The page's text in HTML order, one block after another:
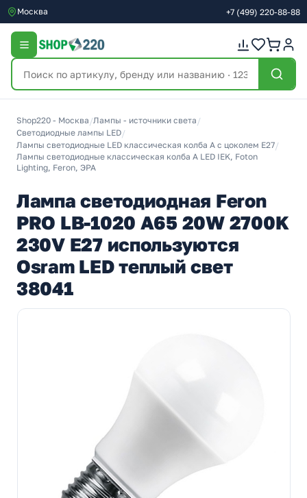
Москва +7 (499) 220-88-88
Shop220 - Москва /Лампы - источники света /
Светодиодные лампы LED/
Лампы светодиодные LED классическая колба A с цоколем E27/
Лампы светодиодные классическая колба A LED IEK, Foton
Lighting, Feron, ЭРА
Лампа светодиодная Feron
PRO LB-1020 A65 20W 2700K
230V E27 используются
Osram LED теплый свет
38041